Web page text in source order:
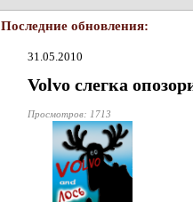
Последние обновления:
31.05.2010
Volvo слегка
Просмотров: 1713